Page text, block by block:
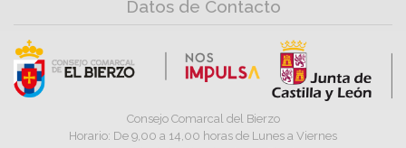
Datos de Contacto
Consejo Comarcal del Bierzo
Horario: De 9,00 a 14,00 horas de Lunes a Viernes